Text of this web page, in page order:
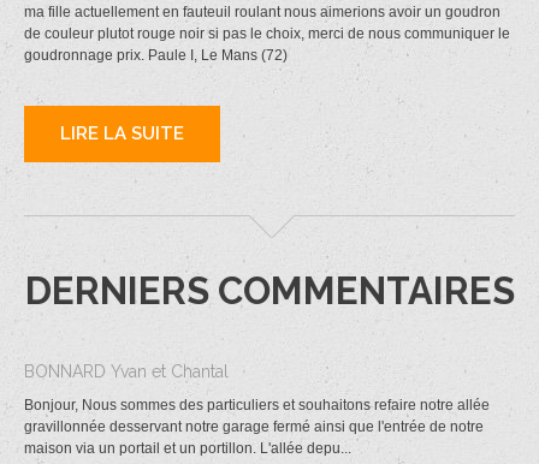
ma fille actuellement en fauteuil roulant nous aimerions avoir un goudron
de couleur plutot rouge noir si pas le choix, merci de nous communiquer le
goudronnage prix. Paule I, Le Mans (72)
LIRE LA SUITE
DERNIERS COMMENTAIRES
BONNARD Yvan et Chantal
Bonjour, Nous sommes des particuliers et souhaitons refaire notre allée
gravillonnée desservant notre garage fermé ainsi que l'entrée de notre
maison via un portail et un portillon. L'allée depu...